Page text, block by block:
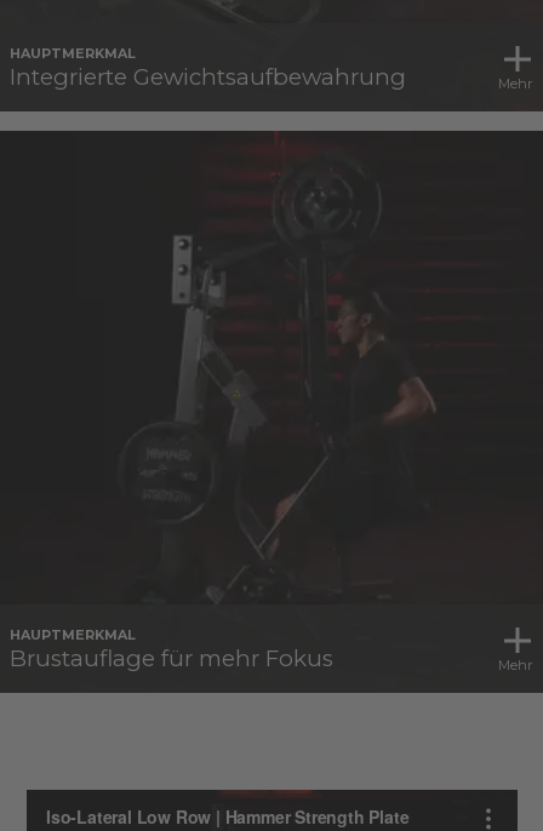
HAUPTMERKMAL
Integrierte Gewichtsaufbewahrung Mehr
HAUPTMERKMAL
Brustauflage für mehr Fokus Mehr